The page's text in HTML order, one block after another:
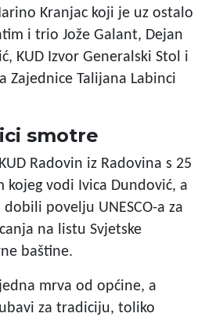
Kranjac koji je uz ostalo
i trio Jože Galant, Dejan
KUD Izvor Generalski Stol i
Zajednice Talijana Labinci
smotre
Radovin iz Radovina s 25
vodi Ivica Dundović, a
povelju UNESCO-a za
na listu Svjetske
baštine.
mrva od općine, a
za tradiciju, toliko